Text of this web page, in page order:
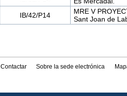
IB/42/P14
MRE V
Sant Joan de
Contactar Sobre la sede electrónica